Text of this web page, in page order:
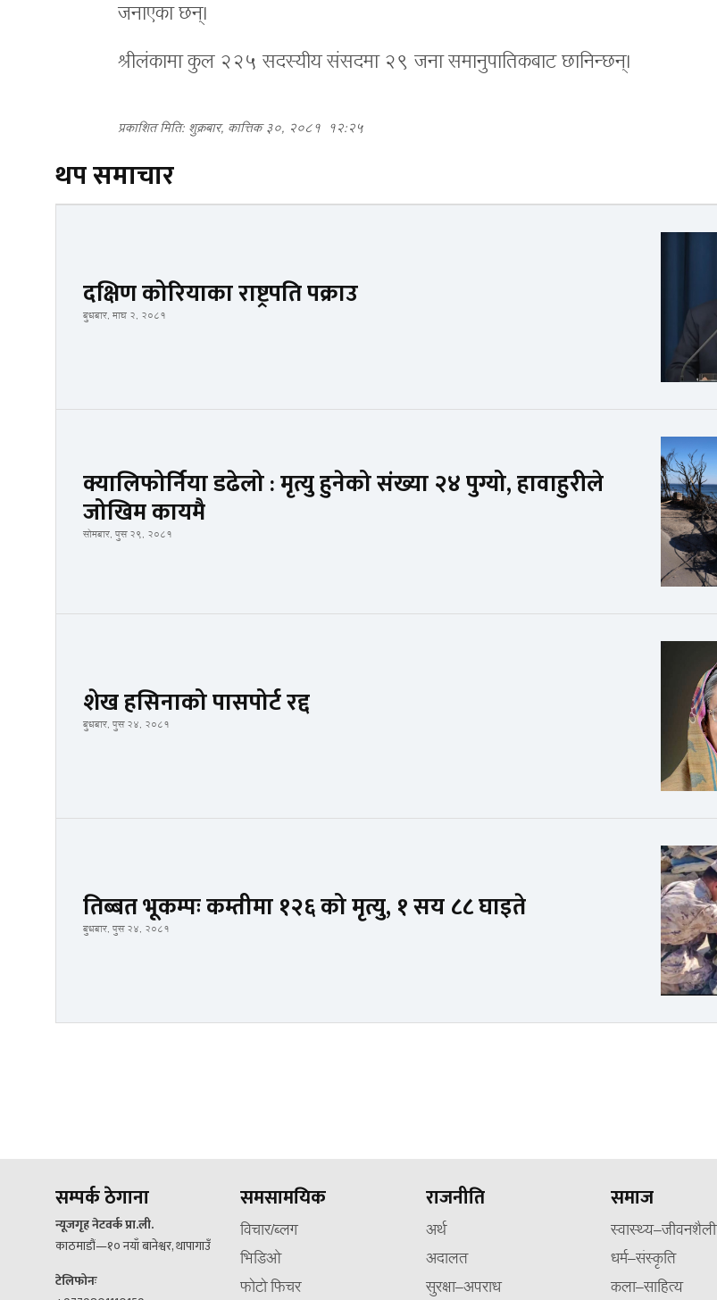
जनाएका छन्।
श्रीलंकामा कुल २२५ सदस्यीय संसदमा २९ जना समानुपातिकबाट छानिन्छन्।
प्रकाशित मिति: शुक्रबार, कात्तिक ३०, २०८१ १२:२५
थप समाचार
दक्षिण कोरियाका राष्ट्रपति पक्राउ
बुधबार, माघ २, २०८१
क्यालिफोर्निया डढेलो : मृत्यु हुनेको संख्या २४ पुग्यो, हावाहुरीले
जोखिम कायमै
सोमबार, पुस २९, २०८१
शेख हसिनाको पासपोर्ट रद्द
बुधबार, पुस २४, २०८१
तिब्बत भूकम्पः कम्तीमा १२६ को मृत्यु, १ सय ८८ घाइते
बुधबार, पुस २४, २०८१
सम्पर्क ठेगाना
न्यूजगृह नेटवर्क प्रा.ली.
काठमाडौं—१० नयाँ बानेश्वर, थापागाउँ
टेलिफोनः
समसामयिक
विचार/ब्लग
भिडिओ
फोटो फिचर
राजनीति
अर्थ
अदालत
सुरक्षा–अपराध
समाज
स्वास्थ्य–जीवनशैली
धर्म–संस्कृति
कला–साहित्य